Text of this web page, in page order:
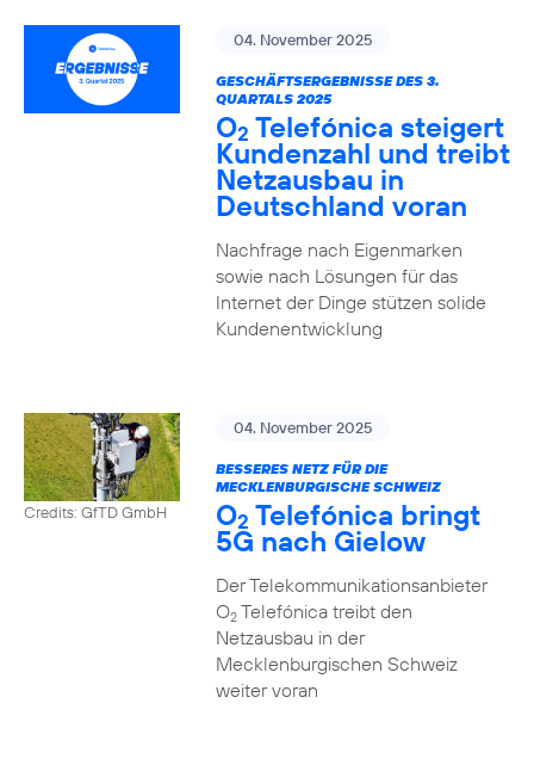
04. November 2025
GESCHÄFTSERGEBNISSE DES 3.
QUARTALS 2025
O2 Telefónica steigert
Kundenzahl und treibt
Netzausbau in
Deutschland voran
Nachfrage nach Eigenmarken
sowie nach Lösungen für das
Internet der Dinge stützen solide
Kundenentwicklung
Credits: GfTD GmbH
04. November 2025
BESSERES NETZ FÜR DIE
MECKLENBURGISCHE SCHWEIZ
O2 Telefónica bringt
5G nach Gielow
Der Telekommunikationsanbieter
O2Telefónica treibt den
Netzausbau in der
Mecklenburgischen Schweiz
weiter voran